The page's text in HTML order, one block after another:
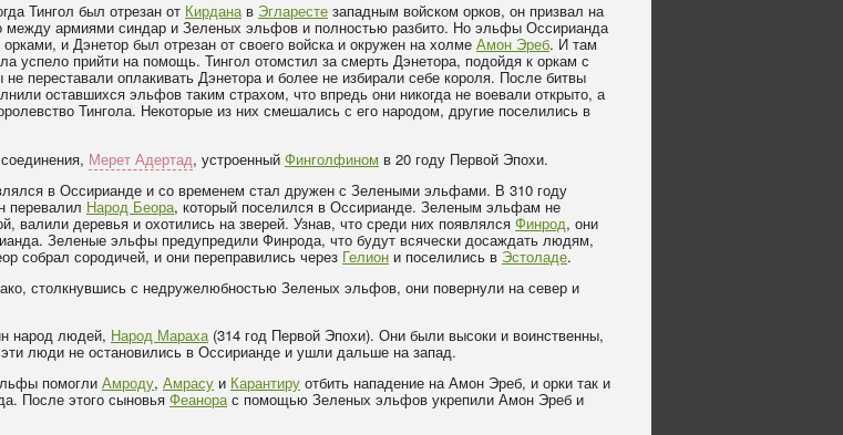
Тингол был отрезан от Кирданав Эгларесте западным войском орков, он призвал на
между армиями синдар и Зеленых эльфов и полностью разбито. Но эльфы Оссирианда
и Дэнетор был отрезан от своего войска и окружен на холме Амон Эреб. И там
успело прийти на помощь. Тингол отомстил за смерть Дэнетора, подойдя к оркам с
переставали оплакивать Дэнетора и более не избирали себе короля. После битвы
оставшихся эльфов таким страхом, что впредь они никогда не воевали открыто, а
Тингола. Некоторые из них смешались с его народом, другие поселились в
Мерет Адертад, устроенный Финголфином в 20 году Первой Эпохи.
в Оссирианде и со временем стал дружен с Зелеными эльфами. В 310 году
перевалил Народ Беора, который поселился в Оссирианде. Зеленым эльфам не
валили деревья и охотились на зверей. Узнав, что среди них появлялся Финрод, они
Зеленые эльфы предупредили Финрода, что будут всячески досаждать людям,
собрал сородичей, и они переправились через Гелион и поселились в Эстоладе.
столкнувшись с недружелюбностью Зеленых эльфов, они повернули на север и
народ людей, Народ Мараха(314 год Первой Эпохи). Они были высоки и воинственны,
люди не остановились в Оссирианде и ушли дальше на запад.
помогли Амроду, Амрасу и Карантиру отбить нападение на Амон Эреб, и орки так и
После этого сыновья Феанорас помощью Зеленых эльфов укрепили Амон Эреб и